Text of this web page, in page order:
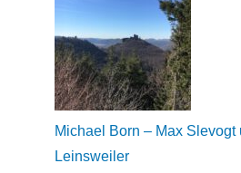
Michael Born – Max Slevogt
Leinsweiler